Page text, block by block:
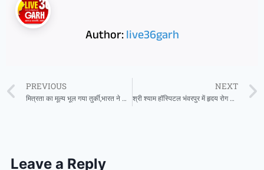
Author:live36garh
PREVIOUS
मित्रता का मूल्य भूल गया तुर्की,भारत ने दिखाया दृढ़ संकल्प: स्वप्निल तिवारी
NEXT
श्री श्याम हॉस्पिटल भंवरपुर में हृदय रोग विशेषज्ञ डॉ.जोगेश विशनदासानी 09 अगस्त को उपलब्ध रहेंगे
Leave a Reply